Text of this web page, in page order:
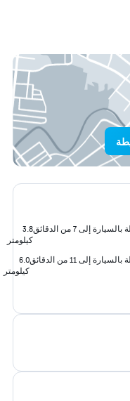
إلى 7 من الدقائق
3.8
كيلومتر
إلى 11 من الدقائق
6.0
كيلومتر